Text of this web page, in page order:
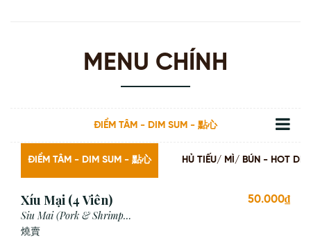
MENU CHÍNH
ĐIỂM TÂM - DIM SUM - 點心
ĐIỂM TÂM - DIM SUM - 點心 HỦ TIẾU/ MÌ/ BÚN - HOT
Xíu Mại (4 Viên)
Siu Mai (Pork & Shrimp
Dumpling)
燒賣
50.000₫